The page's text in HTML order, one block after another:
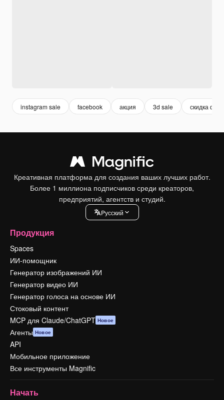
instagram sale facebook акция 3d sale скидка фон
Креативная платформа для создания ваших лучших работ.
Более 1 миллиона подписчиков среди креаторов,
предприятий, агентств и студий.
Pусский
Продукция
Spaces
ИИ-помощник
Генератор изображений ИИ
Генератор видео ИИ
Генератор голоса на основе ИИ
Стоковый контент
MCP для Claude/ChatGPT Новое
Агенты Новое
API
Мобильное приложение
Все инструменты Magnific
Начать